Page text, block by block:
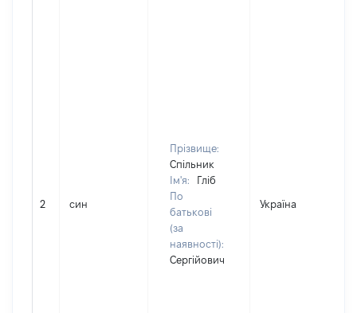
2 син
Прізвище:
Спільник
Ім'я:
Гліб
По
батькові
(за
наявності):
Сергійович
Україна